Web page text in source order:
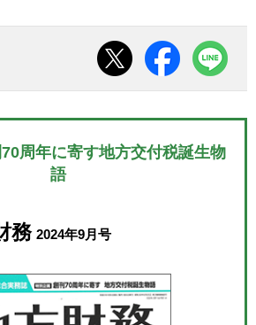
周年に寄す地方交付税誕生物
語
務 2024年9月号